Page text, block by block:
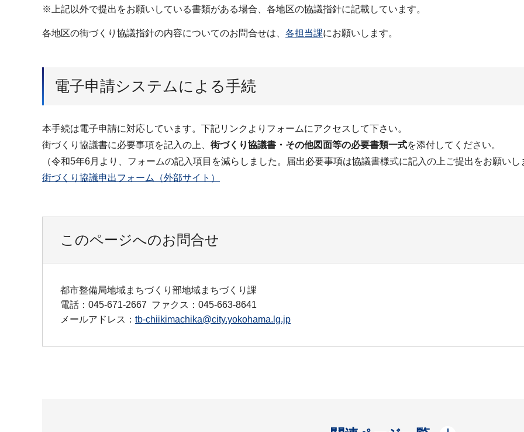
※上記以外で提出をお願いしている書類がある場合、各地区の協議指針に記載しています。
各地区の街づくり協議指針の内容についてのお問合せは、 各担当課にお願いします。
電子申請システムによる手続
本手続は電子申請に対応しています。下記リンクよりフォームにアクセスして下さい。
街づくり協議書に必要事項を記入の上、 街づくり協議書・その他図面等の必要書類一式を添付してください。
（令和5年6月より、フォームの記入項目を減らしました。届出必要事項は協議書様式に記入の上ご提出をお願いし
街づくり協議申出フォーム（外部サイト）
このページへのお問合せ
都市整備局地域まちづくり部地域まちづくり課
電話：045-671-2667 ファクス：045-663-8641
メールアドレス： tb-chiikimachika@city.yokohama.lg.jp